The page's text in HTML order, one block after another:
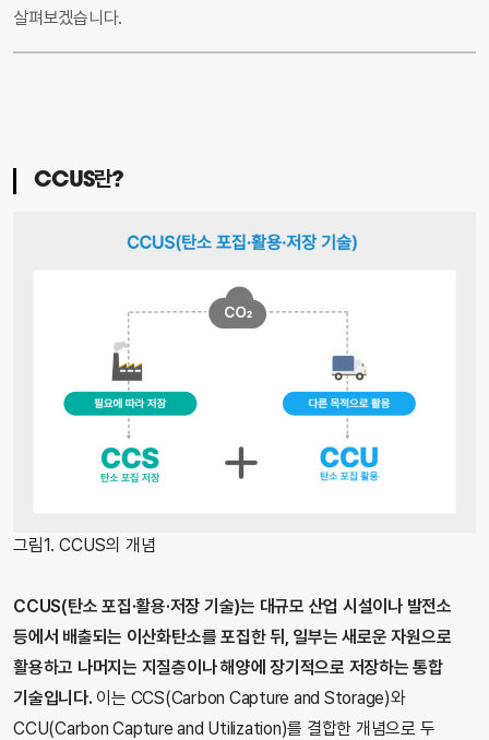
살펴보겠습니다.
CCUS란?
그림1. CCUS의 개념
CCUS(탄소 포집·활용·저장 기술)는 대규모 산업 시설이나 발전소
등에서 배출되는 이산화탄소를 포집한 뒤, 일부는 새로운 자원으로
활용하고 나머지는 지질층이나 해양에 장기적으로 저장하는 통합
기술입니다. 이는 CCS(Carbon Capture and Storage)와
CCU(Carbon Capture and Utilization)를 결합한 개념으로 두